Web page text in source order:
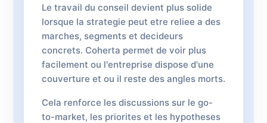
Le travail du conseil devient plus solide
lorsque la strategie peut etre reliee a des
marches, segments et decideurs
concrets. Coherta permet de voir plus
facilement ou l'entreprise dispose d'une
couverture et ou il reste des angles morts.
Cela renforce les discussions sur le go-
to-market, les priorites et les hypotheses